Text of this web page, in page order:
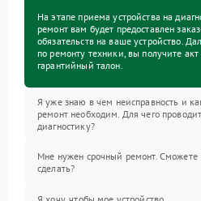
На этапе приема устройства на
ремонт вам будет предоставлен
обязательств на ваше устройство.
по ремонту техники, вы получите
гарантийный талон.
Я уже знаю в чем неисправность и
ремонт необходим. Для чего
диагностику?
Мне нужен срочный ремонт. Сможете
сделать?